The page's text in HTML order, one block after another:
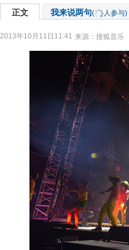
正文 我来说两句( 人参与)
2013年10月11日11:41 来源： 搜狐音乐